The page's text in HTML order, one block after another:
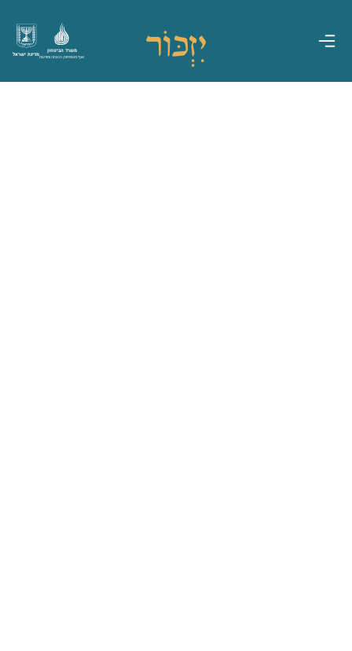
מדינת ישראל
משרד הביטחון
אגף משפחות, הנצחה ומורשת